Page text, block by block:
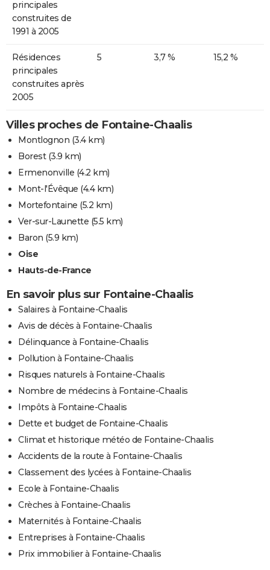
principales
construites de
1991 à 2005
Résidences
principales
construites après
2005
5 3,7 % 15,2 %
Villes proches de Fontaine-Chaalis
Montlognon (3.4 km)
Borest(3.9 km)
Ermenonville (4.2 km)
Mont-l'Évêque (4.4 km)
Mortefontaine (5.2 km)
Ver-sur-Launette (5.5 km)
Baron (5.9 km)
Oise
Hauts-de-France
En savoir plus sur Fontaine-Chaalis
Salaires à Fontaine-Chaalis
Avis de décès à Fontaine-Chaalis
Délinquance à Fontaine-Chaalis
Pollution à Fontaine-Chaalis
Risques naturels à Fontaine-Chaalis
Nombre de médecins à Fontaine-Chaalis
Impôts à Fontaine-Chaalis
Dette et budget de Fontaine-Chaalis
Climat et historique météo de Fontaine-Chaalis
Accidents de la route à Fontaine-Chaalis
Classement des lycées à Fontaine-Chaalis
Ecole à Fontaine-Chaalis
Crèches à Fontaine-Chaalis
Maternités à Fontaine-Chaalis
Entreprises à Fontaine-Chaalis
Prix immobilier à Fontaine-Chaalis